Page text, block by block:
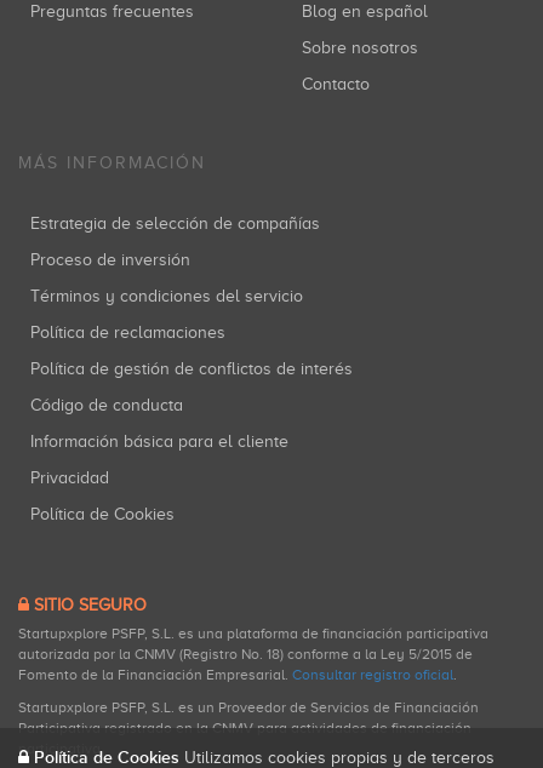
Preguntas frecuentes
Blog en español
Sobre nosotros
Contacto
MÁS INFORMACIÓN
Estrategia de selección de compañías
Proceso de inversión
Términos y condiciones del servicio
Política de reclamaciones
Política de gestión de conflictos de interés
Código de conducta
Información básica para el cliente
Privacidad
Política de Cookies
SITIO SEGURO
Startupxplore PSFP, S.L. es una plataforma de financiación participativa
autorizada por la CNMV (Registro No. 18) conforme a la Ley 5/2015 de
Fomento de la Financiación Empresarial. Consultar registro oficial.
Startupxplore PSFP, S.L. es un Proveedor de Servicios de Financiación
Participativa registrado en la CNMV para actividades de financiación
participativa.
Política de Cookies Utilizamos cookies propias y de terceros